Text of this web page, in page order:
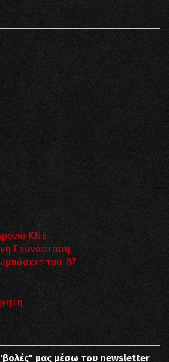
ΚΝΕ
Επανάσταση
του ΄87
μας μέσω του newsletter